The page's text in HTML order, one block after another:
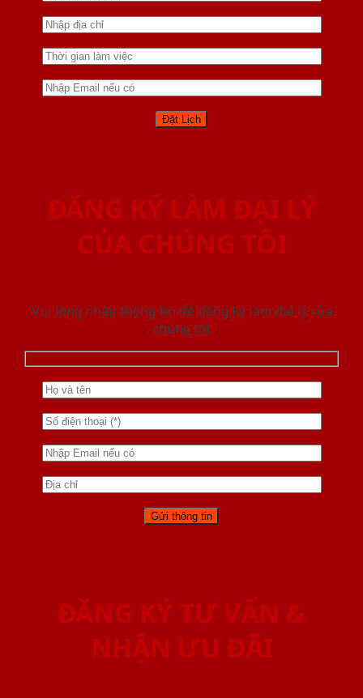
ĐĂNG KÝ LÀM ĐẠI LÝ
CỦA CHÚNG TÔI
Vui lòng nhập thông tin để đăng ký làm đại lý của
chúng tôi
ĐĂNG KÝ TƯ VẤN &
NHẬN ƯU ĐÃI